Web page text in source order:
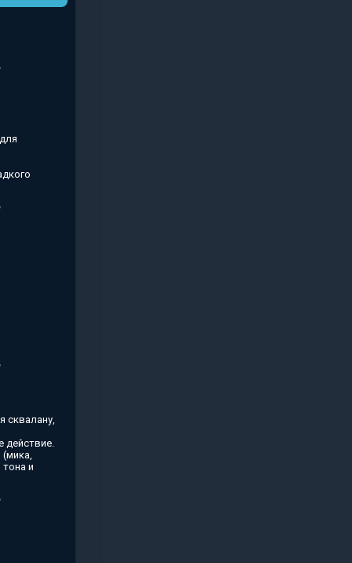
сквалану,
действие.
и